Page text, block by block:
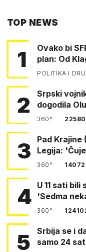
TOP NEWS
1
Ovako bi
plan: Od
POLITIKA I
2
Srpski
dogodila
360°
3
Pad
Legija:
360°
4 U 11 sati bili su pred Kninom.
'Sedma
360°
5
Srbija se i
samo 24